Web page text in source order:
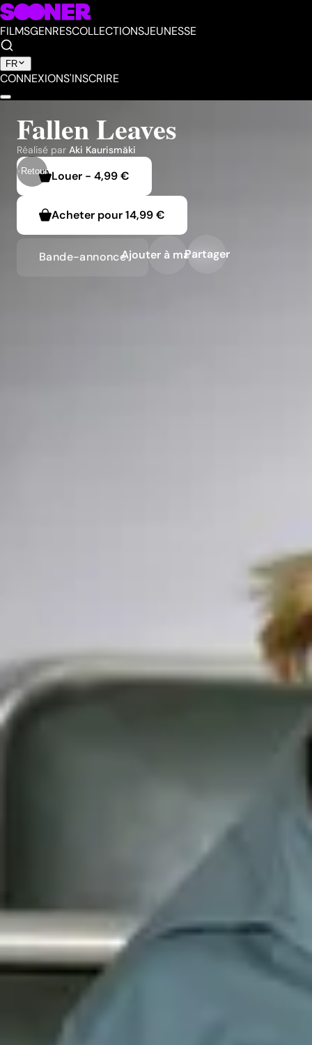
FILMSGENRESCOLLECTIONSJEUNESSE
FR
CONNEXIONS'INSCRIRE
Retour
Fallen Leaves
Réalisé par Aki Kaurismäki
Louer - 4,99 €
Acheter pour14,99 €
Bande-annonceAjouter à ma liste
Partager